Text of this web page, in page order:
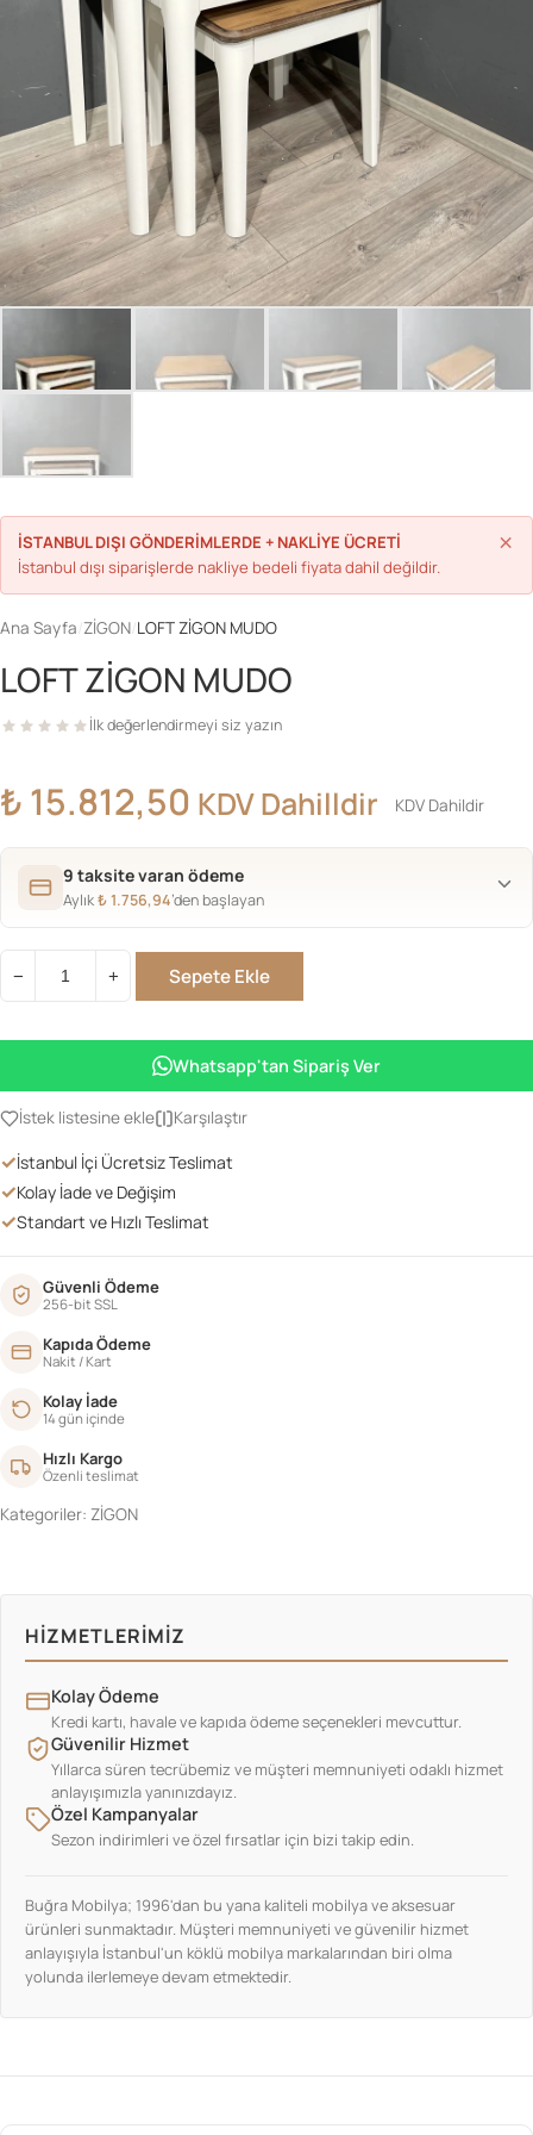
Parolanızı mı unuttunuz?
Hesap Oluştur
İSTANBUL DIŞI GÖNDERİMLERDE + NAKLİYE ÜCRETİ
İstanbul dışı siparişlerde nakliye bedeli fiyata dahil değildir.
×
Ana Sayfa ZİGON LOFT ZİGON MUDO
LOFT ZİGON MUDO
İlk değerlendirmeyi siz yazın
₺15.812,50 KDV Dahilldir KDV Dahildir
9 taksite varan ödeme
Aylık₺1.756,94’den başlayan
−
MUDO
+ Sepete Ekle
Whatsapp'tan Sipariş Ver
İstek listesine ekle Karşılaştır
✓İstanbul İçi Ücretsiz Teslimat
✓Kolay İade ve Değişim
✓Standart ve Hızlı Teslimat
Güvenli Ödeme
256-bit SSL
Kapıda Ödeme
Nakit / Kart
Kolay İade
14 gün içinde
Hızlı Kargo
Özenli teslimat
Kategoriler: ZİGON
HIZMETLERIMIZ
Kolay Ödeme
Kredi kartı, havale ve kapıda ödeme seçenekleri mevcuttur.
Güvenilir Hizmet
Yıllarca süren tecrübemiz ve müşteri memnuniyeti odaklı hizmet
anlayışımızla yanınızdayız.
Özel Kampanyalar
Sezon indirimleri ve özel fırsatlar için bizi takip edin.
Buğra Mobilya; 1996'dan bu yana kaliteli mobilya ve aksesuar
ürünleri sunmaktadır. Müşteri memnuniyeti ve güvenilir hizmet
anlayışıyla İstanbul'un köklü mobilya markalarından biri olma
yolunda ilerlemeye devam etmektedir.